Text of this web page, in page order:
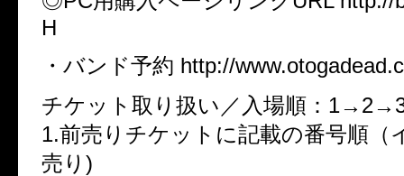
H
・バンド予約 http://
チケット取り扱い／入場順：
1.前売りチケットに記載の番号順（
売り)